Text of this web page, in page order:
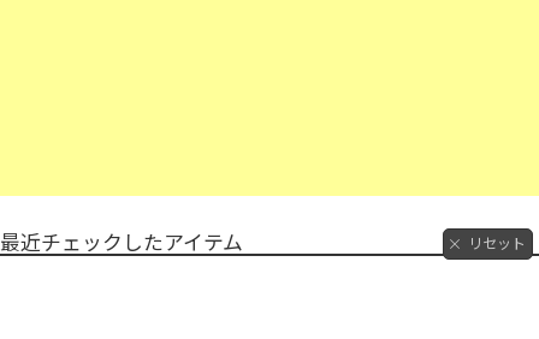
最近チェックしたアイテム リセット